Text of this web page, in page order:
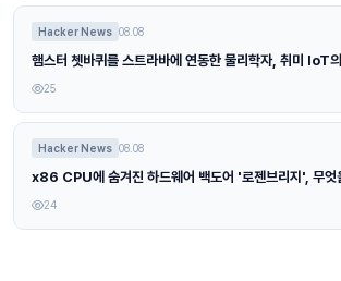
Hacker News 08.08
햄스터 쳇바퀴를 스트라바에 연동한 물리학자, 취미 IoT
25
Hacker News 08.08
x86 CPU에 숨겨진 하드웨어 백도어 '로젠브리지', 무엇
24